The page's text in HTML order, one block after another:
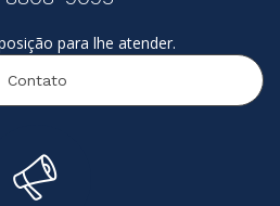
para lhe atender.
Contato